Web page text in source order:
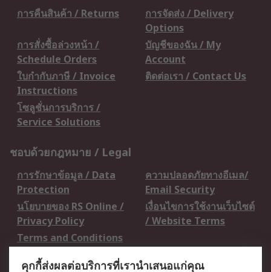
การคืนสินค้า / Returns
การจัดส่ง / Delivery
Options
การสั่งซื้อล่วงหน้า /
Schedule Orders
บัญชีของฉัน / My
Account
ใบกำกับภาษี / Invoice
Instructions
ติดต่อเรา / Contact Us
โซลูชั่นการบริการ /
Service Solutions
ชอบด้วยกฎหมาย / Legal
การรักษาข้อมูล / Data
Protection
ความปลอดภัยทางอีเมล/
Email Security
นโยบายของ RS Online /
Privacy Policy
เงื่อนไขการใช้งานเว็บไซต์
/ Website Terms
Terms and Conditions
คุกกี้ส่งผลต่อบริการที่เรานำเสนอแก่คุณ